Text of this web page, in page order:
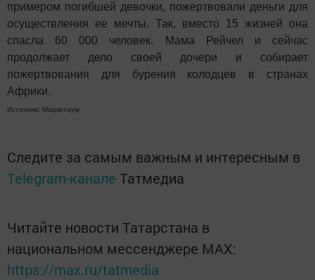
примером погибшей девочки, пожертвовали деньги для
осуществления ее мечты. Так, вместо 15 жизней она
спасла 60 000 человек. Мама Рейчел и сейчас
продолжает дело своей дочери и собирает
пожертвования для бурения колодцев в странах
Африки.
Источник: Маркетиум
Следите за самым важным и интересным в
Telegram-канале Татмедиа
Читайте новости Татарстана в
национальном мессенджере MАХ:
https://max.ru/tatmedia